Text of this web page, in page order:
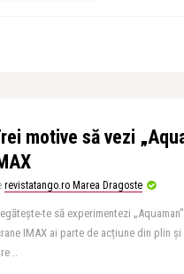
motive să vezi
revistatango.ro Marea Dragoste
te să experimentezi
IMAX ai parte de acțiune din plin
..